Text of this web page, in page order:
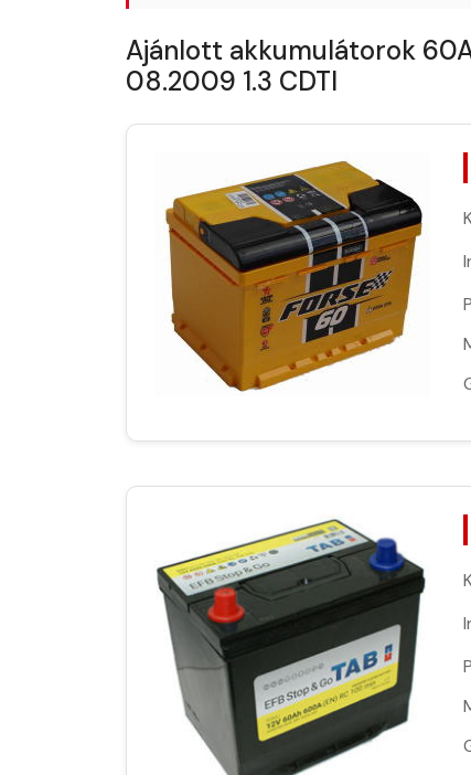
Ajánlott akkumulátorok
08.2009 1.3 CDTI